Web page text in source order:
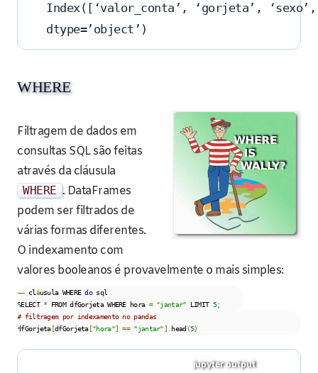
Index([‘valor_conta’, ‘gorjeta’,
dtype=’object’)
WHERE
Filtragem de dados em
consultas SQL são feitas
através da cláusula
WHERE . DataFrames
podem ser filtrados de
várias formas diferentes.
O indexamento com
valores booleanos é provavelmente o mais simples:
–– cláusula WHERE do sql
SELECT * FROM dfGorjeta WHERE hora = "jantar" LIMIT 5;
# filtragem por indexamento no pandas
dfGorjeta[dfGorjeta["hora"] == "jantar"]. head (5)